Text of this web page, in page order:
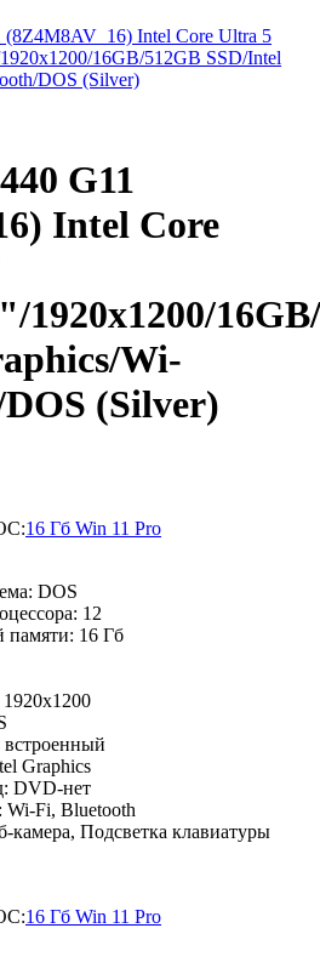
(8Z4M8AV_16) Intel Core Ultra 5
16GB/512GB SSD/Intel
DOS (Silver)
G11
Intel Core
1920x1200/
Wi-
(Silver)
16 Гб Win 11 Pro
DOS
12
памяти: 16 Гб
1920x1200
встроенный
Graphics
DVD-нет
Wi-Fi, Bluetooth
камера, Подсветка клавиатуры
16 Гб Win 11 Pro